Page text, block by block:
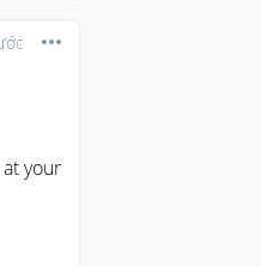
your